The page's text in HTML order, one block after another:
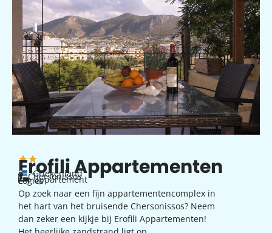
Erofili Appartementen
Griekenland
Chersonissos
appartement
Logies
Op zoek naar een fijn appartementencomplex in
het hart van het bruisende Chersonissos? Neem
dan zeker een kijkje bij Erofili Appartementen!